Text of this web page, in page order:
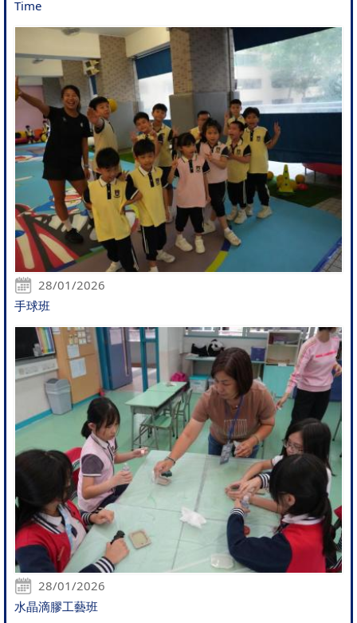
Time
28/01/2026
手球班
28/01/2026
水晶滴膠工藝班